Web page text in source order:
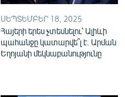
ՍԵՊՏԵՄԲԵՐ 18, 2025
Հայերի երես չտեսնելու՝ Ալիևի
պահանջը կատարվե՞լ է. Արման
Եղոյանի մեկնաբանությունը